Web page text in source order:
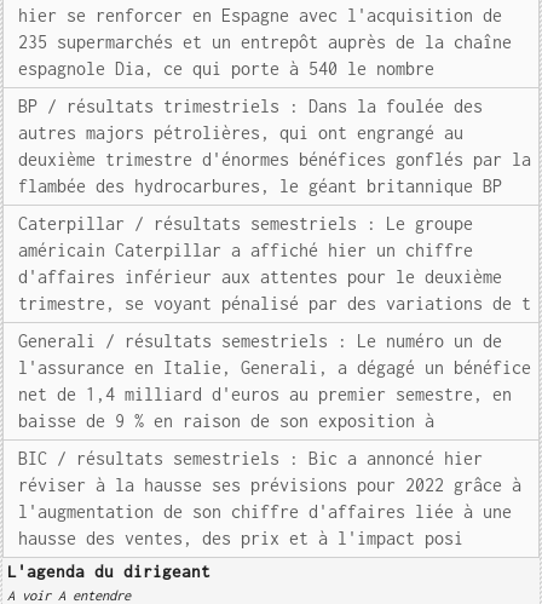
hier se renforcer en Espagne avec l'acquisition de
235 supermarchés et un entrepôt auprès de la chaîne
espagnole Dia, ce qui porte à 540 le nombre
BP / résultats trimestriels : Dans la foulée des
autres majors pétrolières, qui ont engrangé au
deuxième trimestre d'énormes bénéfices gonflés par la
flambée des hydrocarbures, le géant britannique BP
Caterpillar / résultats semestriels : Le groupe
américain Caterpillar a affiché hier un chiffre
d'affaires inférieur aux attentes pour le deuxième
trimestre, se voyant pénalisé par des variations de t
Generali / résultats semestriels : Le numéro un de
l'assurance en Italie, Generali, a dégagé un bénéfice
net de 1,4 milliard d'euros au premier semestre, en
baisse de 9 % en raison de son exposition à
BIC / résultats semestriels : Bic a annoncé hier
réviser à la hausse ses prévisions pour 2022 grâce à
l'augmentation de son chiffre d'affaires liée à une
hausse des ventes, des prix et à l'impact posi
L'agenda du dirigeant
A voir A entendre